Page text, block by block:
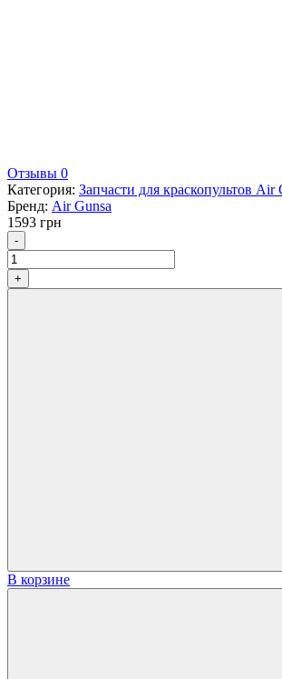
Отзывы 0
Категория: Запчасти для краскопультов Air
Бренд: Air Gunsa
1593 грн
- Количество
+
В корзине